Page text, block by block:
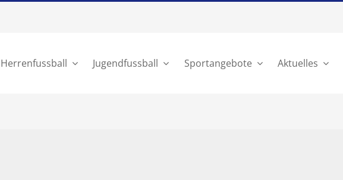
Herrenfussball Jugendfussball Sportangebote Aktuelles